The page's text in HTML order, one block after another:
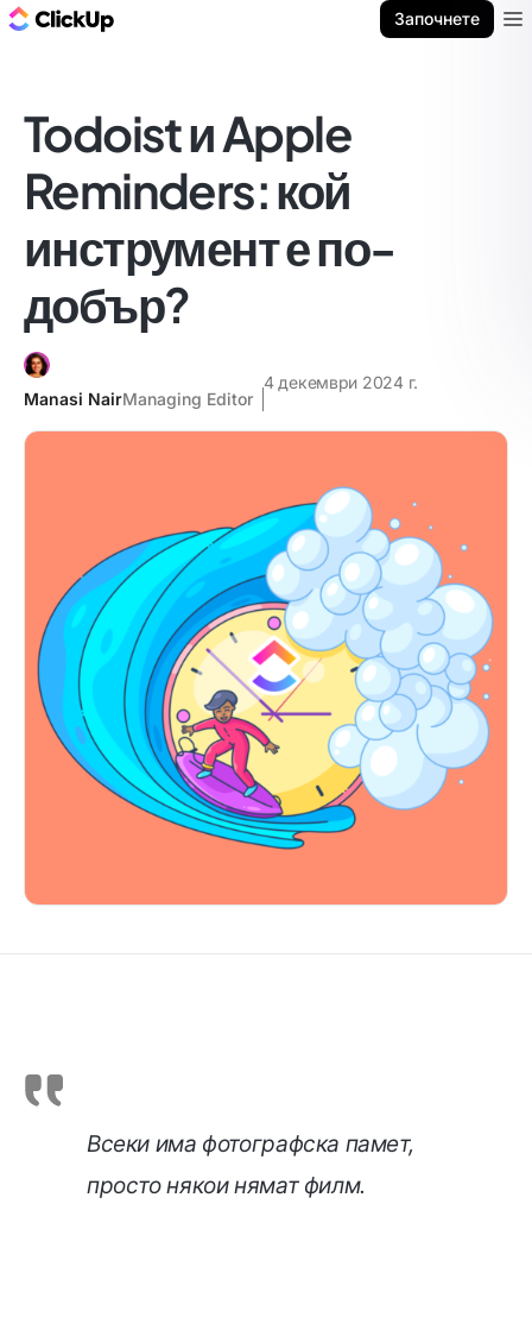
Започнете
Todoist и Apple
Reminders: кой
инструмент е по-
добър?
Manasi NairManaging Editor
4 декември 2024 г.
Всеки има фотографска памет,
просто някои нямат филм.